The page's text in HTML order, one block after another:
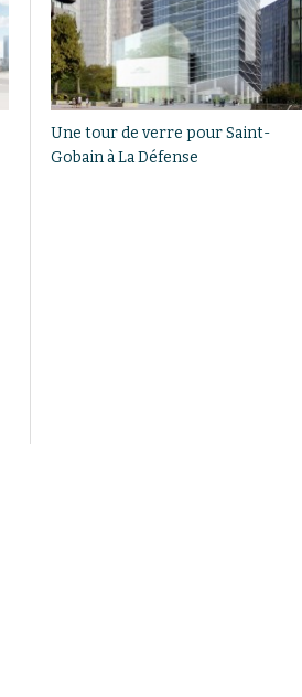
Une tour de verre pour Saint-
Gobain à La Défense